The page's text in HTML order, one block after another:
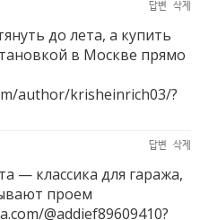
답변 삭제
до лета, а купить
в Москве прямо
author/krisheinrich03/?
답변 삭제
— классика для гаража,
проем
@addief89609410?